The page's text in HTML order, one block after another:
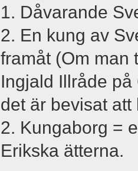
1. Dåvarande
2. En kung av
framåt (Om man
Ingjald Illråde
det är bevisat att
2. Kungaborg =
Erikska ätterna.